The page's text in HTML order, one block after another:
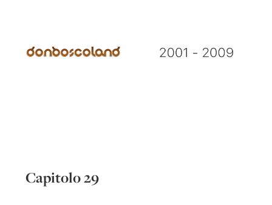
Capitolo 29